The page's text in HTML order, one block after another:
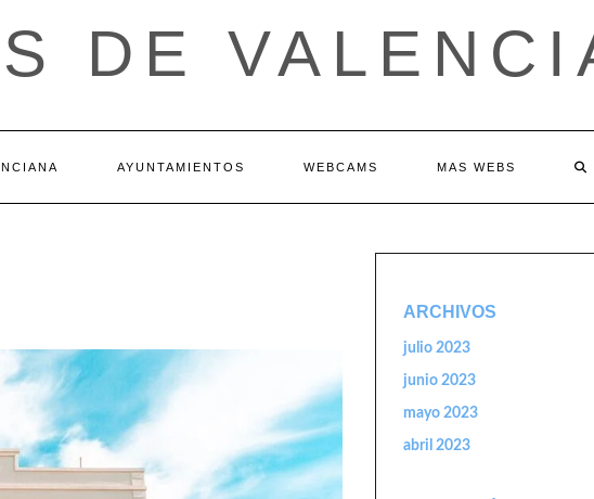
DE
AYUNTAMIENTOS WEBCAMS MAS WEBS
ARCHIVOS
julio 2023
junio 2023
mayo 2023
abril 2023